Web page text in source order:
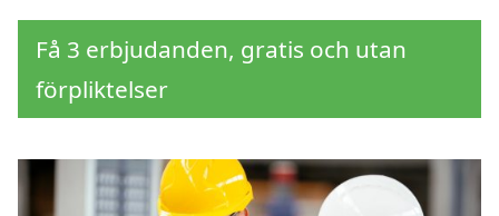
Få 3 erbjudanden, gratis och utan
förpliktelser